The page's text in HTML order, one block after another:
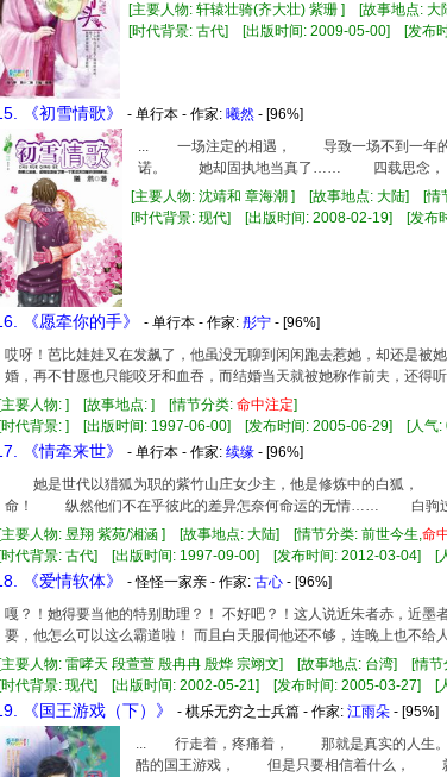
[主要人物: 轩辕壮骑(齐大壮) 紫珊 ] [故事地点:
[时代背景: 古代] [出版时间: 2009-05-00] [发
《初雪情歌》 - 单行本 - 作家: 曦然 - [96%]
... 一场注定的相遇， 导致一场不到一年
诺。 她却固执地当真了…… 四载思念，
[主要人物: 沈靖和 章海潮 ] [故事地点: 大陆] [情
[时代背景: 现代] [出版时间: 2008-02-19] [发
《愿牵你的手》 - 单行本 - 作家: 彤宁 - [96%]
哎呀！芭比娃娃又在发飙了，他虽没无聊到闲闲跑去惹她，却还是被
婚，再不甘愿也只能咬牙和血吞，而结婚当天就被她称作前夫，还得
[主要人物: ] [故事地点: ] [情节分类: 命中注定]
[时代背景: ] [出版时间: 1997-06-00] [发布时间: 2005-06-29] [人气:
《情牵来世》 - 单行本 - 作家: 续缘 - [96%]
她是世代以猎狐为职的紫竹山庄女少主，他是修炼中的白狐，
命！ 纵然他们不在乎彼此的差异怎奈何命运的无情…… 白驹过
[主要人物: 昱翔 紫苑/湘涵 ] [故事地点: 大陆] [情节分类: 前世今生,命
[时代背景: 古代] [出版时间: 1997-09-00] [发布时间: 2012-03-04] [
《爱情软体》 - 怪怪一家亲 - 作家: 古心 - [96%]
嘎？！她得要当他的特别助理？！ 不好吧？！这人说近朱者赤，近
要，他怎么可以这么霸道啦！ 而且白天服伺他还不够，连晚上也不
[主要人物: 雷哮天 段萱萱 殷冉冉 殷烨 宗翊文] [故事地点: 台湾] [情节
[时代背景: 现代] [出版时间: 2002-05-21] [发布时间: 2005-03-27] [
《国王游戏（下）》 - 棋乐无穷之士兵篇 - 作家: 江雨朵 - [95%]
... 行走着，疼痛着， 那就是真实的人
酷的国王游戏， 但是只要相信着什么，